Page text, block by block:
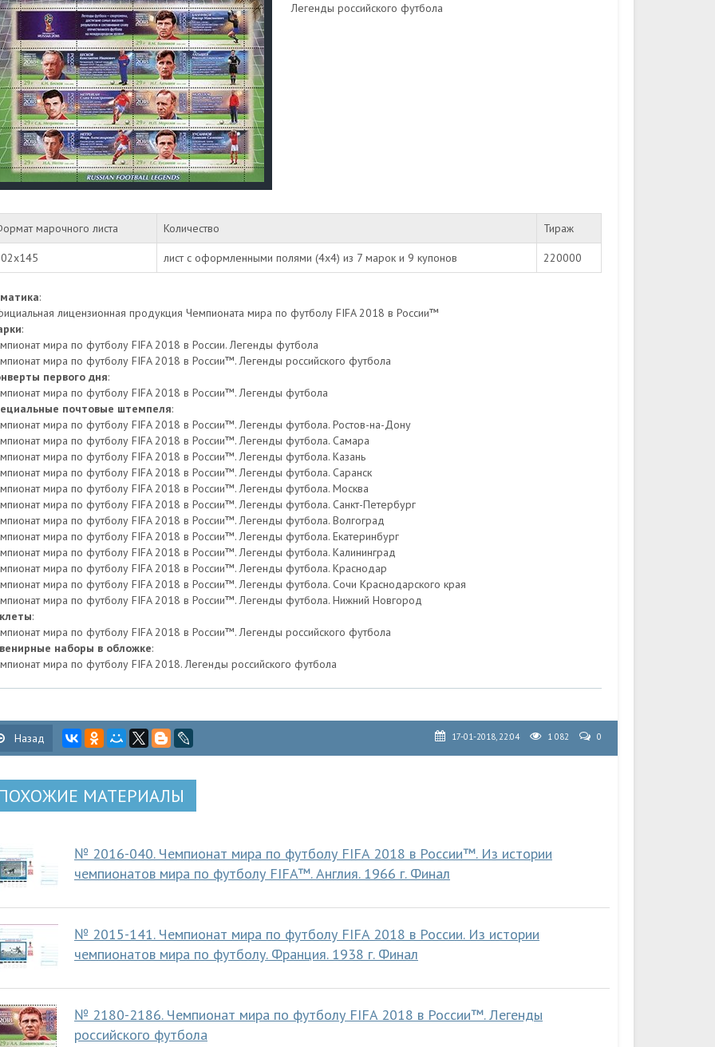
Легенды российского футбола
марочного листа Количество Тираж
лист с оформленными полями (4х4) из 7 марок и 9 купонов 220000
:
лицензионная продукция Чемпионата мира по футболу FIFA 2018 в России™
:
мира по футболу FIFA 2018 в России. Легенды футбола
мира по футболу FIFA 2018 в России™. Легенды российского футбола
первого дня:
мира по футболу FIFA 2018 в России™. Легенды футбола
почтовые штемпеля:
мира по футболу FIFA 2018 в России™. Легенды футбола. Ростов-на-Дону
мира по футболу FIFA 2018 в России™. Легенды футбола. Самара
мира по футболу FIFA 2018 в России™. Легенды футбола. Казань
мира по футболу FIFA 2018 в России™. Легенды футбола. Саранск
мира по футболу FIFA 2018 в России™. Легенды футбола. Москва
мира по футболу FIFA 2018 в России™. Легенды футбола. Санкт-Петербург
мира по футболу FIFA 2018 в России™. Легенды футбола. Волгоград
мира по футболу FIFA 2018 в России™. Легенды футбола. Екатеринбург
мира по футболу FIFA 2018 в России™. Легенды футбола. Калининград
мира по футболу FIFA 2018 в России™. Легенды футбола. Краснодар
мира по футболу FIFA 2018 в России™. Легенды футбола. Сочи Краснодарского края
мира по футболу FIFA 2018 в России™. Легенды футбола. Нижний Новгород
:
мира по футболу FIFA 2018 в России™. Легенды российского футбола
наборы в обложке:
мира по футболу FIFA 2018. Легенды российского футбола
Назад 17-01-2018, 22:04 1 082 0
МАТЕРИАЛЫ
№ 2016-040. Чемпионат мира по футболу FIFA 2018 в России™. Из истории
чемпионатов мира по футболу FIFA™. Англия. 1966 г. Финал
№ 2015-141. Чемпионат мира по футболу FIFA 2018 в России. Из истории
чемпионатов мира по футболу. Франция. 1938 г. Финал
№ 2180-2186. Чемпионат мира по футболу FIFA 2018 в России™. Легенды
российского футбола